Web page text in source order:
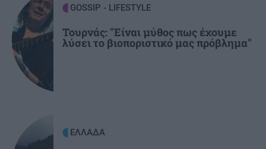
GOSSIP - LIFESTYLE
Καινούργιου: Η νέα φωτογραφία της κόρης της
από τις διακοπές τους στην Πάρο
GOSSIP - LIFESTYLE
Τουρνάς: "Είναι μύθος πως έχουμε
λύσει το βιοποριστικό μας πρόβλημα"
ΕΛΛΑΔΑ